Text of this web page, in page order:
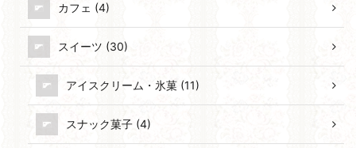
カフェ (4)
スイーツ (30)
アイスクリーム・氷菓 (11)
スナック菓子 (4)